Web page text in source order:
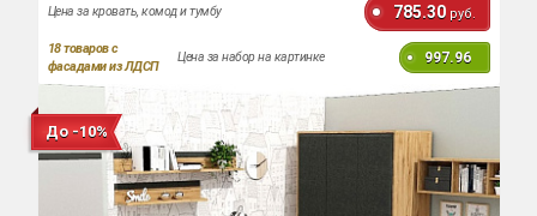
Цена за кровать, комод и тумбу 785.30 руб.
18товаров с
фасадами из ЛДСП
Цена за набор на картинке 997.96
До -10%